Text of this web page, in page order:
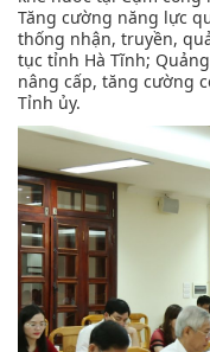
Tăng cường năng lực
thống nhận, truyền,
tục tỉnh Hà Tĩnh;
nâng cấp, tăng cường
Tỉnh ủy.